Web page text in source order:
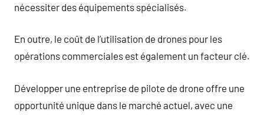
nécessiter des équipements spécialisés.
En outre, le coût de l’utilisation de drones pour les
opérations commerciales est également un facteur clé.
Développer une entreprise de pilote de drone offre une
opportunité unique dans le marché actuel, avec une